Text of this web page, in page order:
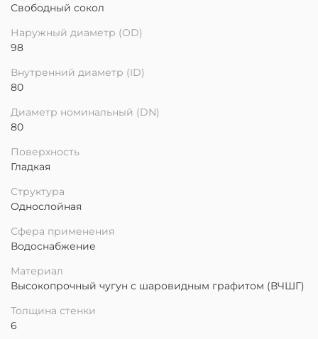
Свободный сокол
Наружный диаметр (OD)
98
Внутренний диаметр (ID)
80
Диаметр номинальный (DN)
80
Поверхность
Гладкая
Структура
Однослойная
Сфера применения
Водоснабжение
Материал
Высокопрочный чугун с шаровидным графитом (ВЧШГ)
Толщина стенки
6